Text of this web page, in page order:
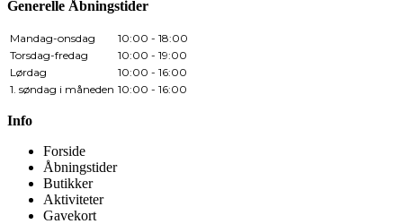
Generelle Åbningstider
Mandag-onsdag
10:00 - 18:00
Torsdag-fredag
10:00 - 19:00
Lørdag
10:00 - 16:00
1. søndag i måneden 10:00 - 16:00
Info
Forside
Åbningstider
Butikker
Aktiviteter
Gavekort